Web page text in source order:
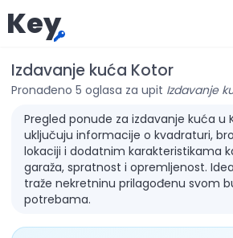
Key
Izdavanje kuća Kotor
Pronađeno 5 oglasa za upit Izdavanje
Pregled ponude za izdavanje kuća u
uključuju informacije o kvadraturi,
lokaciji i dodatnim karakteristikama
garaža, spratnost i opremljenost.
traže nekretninu prilagođenu svom
potrebama.